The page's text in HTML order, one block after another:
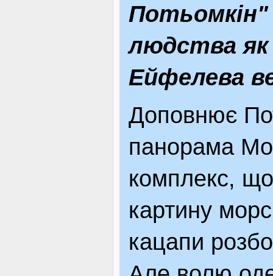
людства як
Ейфелева
Доповнює
панорама
комплекс,
картину
кацапи